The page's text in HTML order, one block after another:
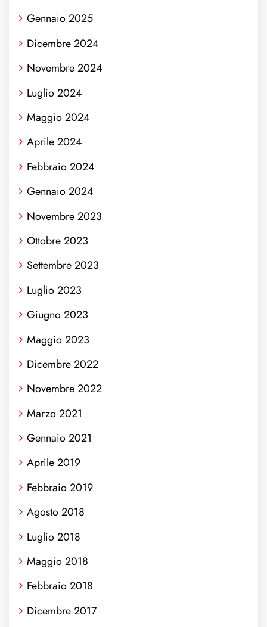
Gennaio 2025
Dicembre 2024
Novembre 2024
Luglio 2024
Maggio 2024
Aprile 2024
Febbraio 2024
Gennaio 2024
Novembre 2023
Ottobre 2023
Settembre 2023
Luglio 2023
Giugno 2023
Maggio 2023
Dicembre 2022
Novembre 2022
Marzo 2021
Gennaio 2021
Aprile 2019
Febbraio 2019
Agosto 2018
Luglio 2018
Maggio 2018
Febbraio 2018
Dicembre 2017